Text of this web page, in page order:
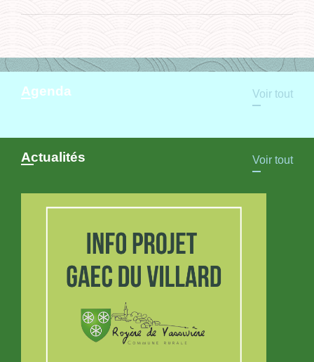
Agenda Voir tout
Actualités Voir tout